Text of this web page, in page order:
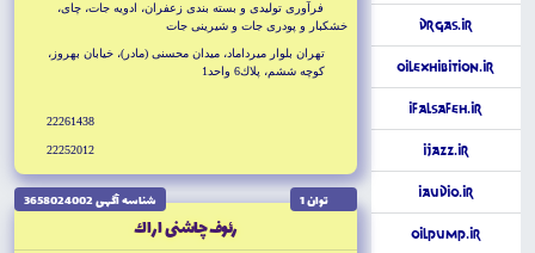
DrGas.ir
OilExhibition.ir
iFalsafeh.ir
iJazz.ir
iAudio.ir
OilPump.ir
فرآورى توليدى و بسته بندى زعفران، ادويه جات، چاى،
خشكبار و پودرى جات و شيرينى جات
تهران بلوار ميرداماد، ميدان محسنى (مادر)، خيابان بهروز،
كوچه ششم، پلاك6 واحد1
22261438
22252012
توان 1 شناسه آگهى 3658024002
رئوف چاشنى اراك